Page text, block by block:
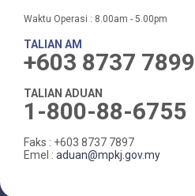
Waktu Operasi : 8.00am - 5.00pm
TALIAN AM
+603 8737 7899
TALIAN ADUAN
1-800-88-6755
Faks : +603 8737 7897
Emel : aduan@mpkj.gov.my